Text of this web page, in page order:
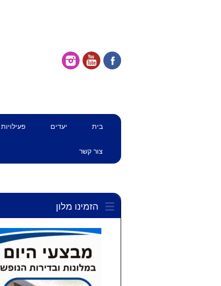
תפריט ראשי
דילוג
בית יעדים פעילויות
צור קשר
הזמינו מלון